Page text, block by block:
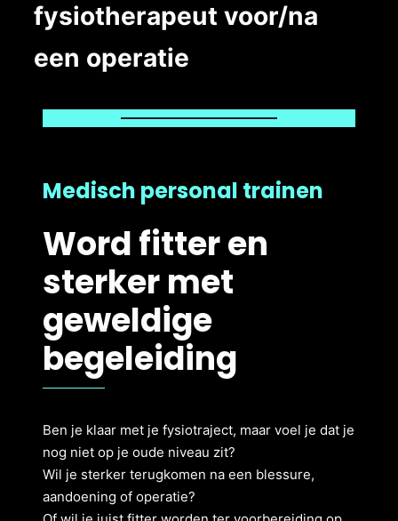
fysiotherapeut voor/na
een operatie
Medisch personal trainen
Word fitter en
sterker met
geweldige
begeleiding
Ben je klaar met je fysiotraject, maar voel je dat je
nog niet op je oude niveau zit?
Wil je sterker terugkomen na een blessure,
aandoening of operatie?